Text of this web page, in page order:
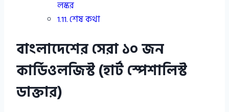
লস্কর
শেষ কথা
বাংলাদেশের সেরা ১০ জন
কার্ডিওলজিস্ট (হার্ট স্পেশালিস্ট
ডাক্তার)